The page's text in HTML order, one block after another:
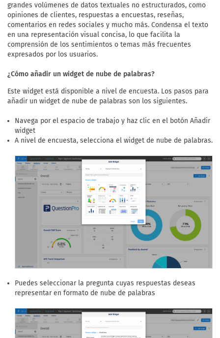
grandes volúmenes de datos textuales no estructurados, como
opiniones de clientes, respuestas a encuestas, reseñas,
comentarios en redes sociales y mucho más. Condensa el texto
en una representación visual concisa, lo que facilita la
comprensión de los sentimientos o temas más frecuentes
expresados por los usuarios.
¿Cómo añadir un widget de nube de palabras?
Este widget está disponible a nivel de encuesta. Los pasos para
añadir un widget de nube de palabras son los siguientes.
Navega por el espacio de trabajo y haz clic en el botón Añadir
widget
A nivel de encuesta, selecciona el widget de nube de palabras.
Puedes seleccionar la pregunta cuyas respuestas deseas
representar en formato de nube de palabras